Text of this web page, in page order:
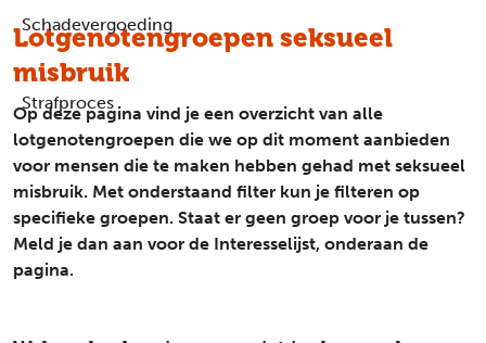
Schadevergoeding
Strafproces
Lotgenotengroepen seksueel
misbruik
Op deze pagina vind je een overzicht van alle
lotgenotengroepen die we op dit moment aanbieden
voor mensen die te maken hebben gehad met seksueel
misbruik. Met onderstaand filter kun je filteren op
specifieke groepen. Staat er geen groep voor je tussen?
Meld je dan aan voor de Interesselijst, onderaan de
pagina.